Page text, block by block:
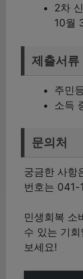
2차
10월
제출서류
주민
소득
문의처
궁금한 사항
번호는
민생회복 소
수 있는 기
보세요!